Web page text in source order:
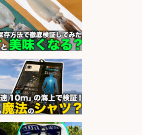
式会社
sponsored by 求人ボックス
おさかなの三枚
千谷市
sponsored by 求人ボックス
入/製造スタッフ/